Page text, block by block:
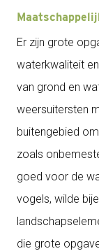
Er zijn grote
waterkwaliteit
van grond en
weersuitersten
buitengebied
zoals
goed voor de
vogels, wilde
die grote